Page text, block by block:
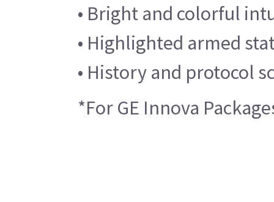
• Bright and colorful
• Highlighted armed
• History and protocol
*For GE Innova